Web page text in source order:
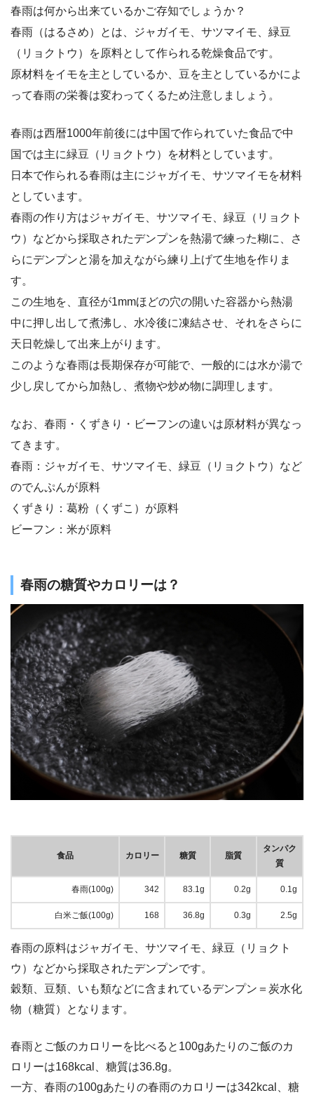
春雨は何から出来ているかご存知でしょうか？
春雨（はるさめ）とは、ジャガイモ、サツマイモ、緑豆
（リョクトウ）を原料として作られる乾燥食品です。
原材料をイモを主としているか、豆を主としているかによ
って春雨の栄養は変わってくるため注意しましょう。
春雨は西暦1000年前後には中国で作られていた食品で中
国では主に緑豆（リョクトウ）を材料としています。
日本で作られる春雨は主にジャガイモ、サツマイモを材料
としています。
春雨の作り方はジャガイモ、サツマイモ、緑豆（リョクト
ウ）などから採取されたデンプンを熱湯で練った糊に、さ
らにデンプンと湯を加えながら練り上げて生地を作りま
す。
この生地を、直径が1mmほどの穴の開いた容器から熱湯
中に押し出して煮沸し、水冷後に凍結させ、それをさらに
天日乾燥して出来上がります。
このような春雨は長期保存が可能で、一般的には水か湯で
少し戻してから加熱し、煮物や炒め物に調理します。
なお、春雨・くずきり・ビーフンの違いは原材料が異なっ
てきます。
春雨：ジャガイモ、サツマイモ、緑豆（リョクトウ）など
のでんぷんが原料
くずきり：葛粉（くずこ）が原料
ビーフン：米が原料
春雨の糖質やカロリーは？
食品 カロリー 糖質 脂質
タンパク
質
春雨(100g) 342 83.1g 0.2g 0.1g
白米ご飯(100g) 168 36.8g 0.3g 2.5g
春雨の原料はジャガイモ、サツマイモ、緑豆（リョクト
ウ）などから採取されたデンプンです。
穀類、豆類、いも類などに含まれているデンプン＝炭水化
物（糖質）となります。
春雨とご飯のカロリーを比べると100gあたりのご飯のカ
ロリーは168kcal、糖質は36.8g。
一方、春雨の100gあたりの春雨のカロリーは342kcal、糖